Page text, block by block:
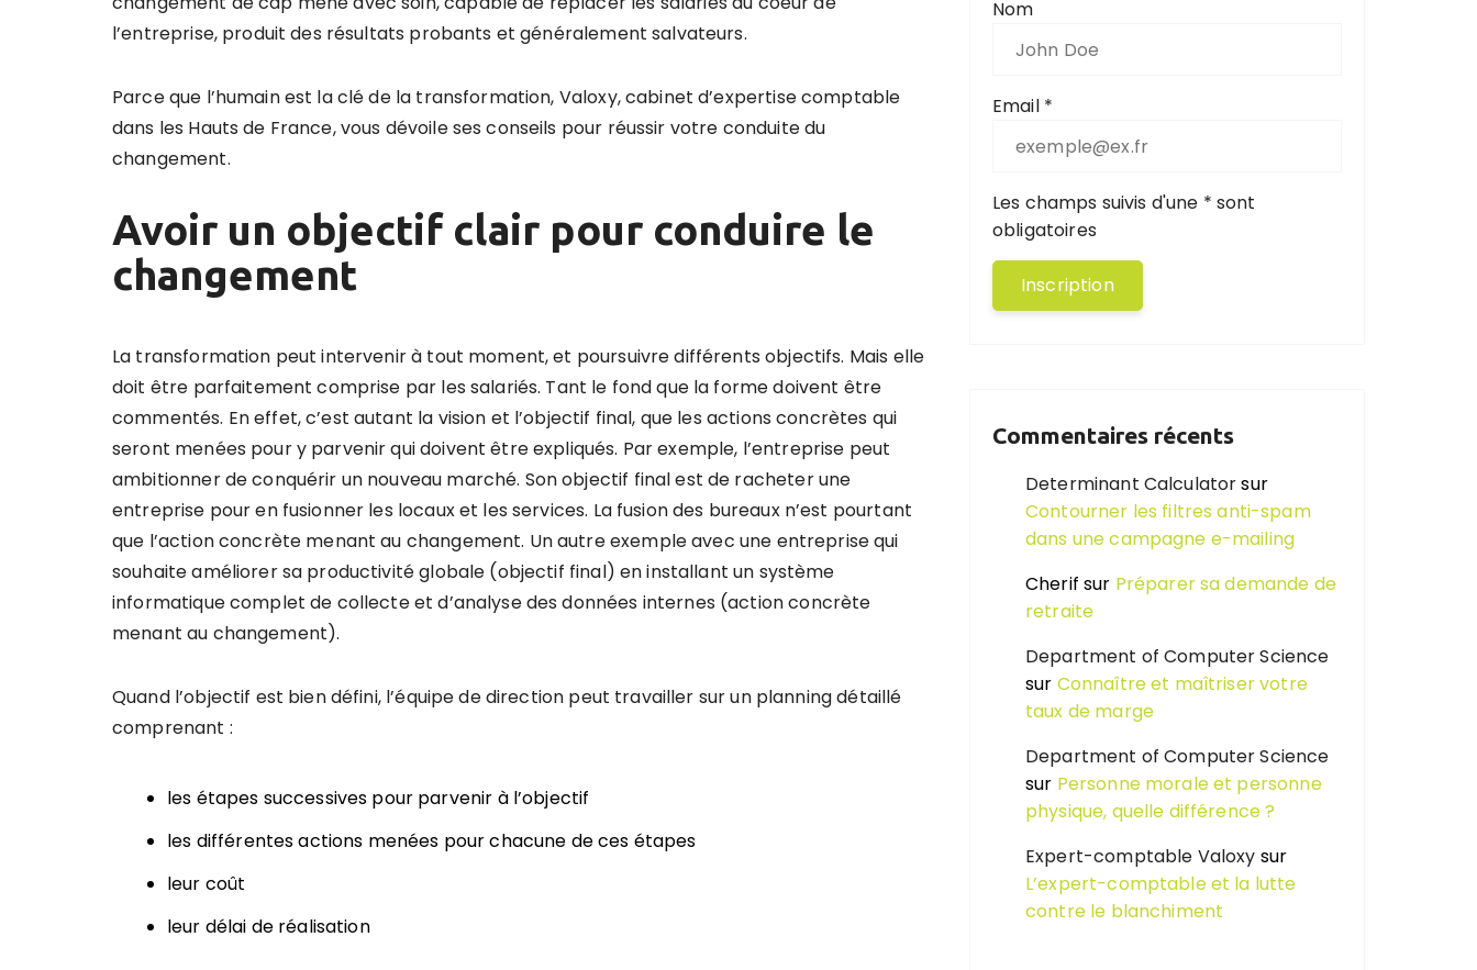
l’entreprise, produit des résultats probants et généralement salvateurs.
Parce que l’humain est la clé de la transformation, Valoxy, cabinet d’expertise comptable
dans les Hauts de France, vous dévoile ses conseils pour réussir votre conduite du
changement.
Avoir un objectif clair pour conduire le
changement
La transformation peut intervenir à tout moment, et poursuivre différents objectifs. Mais elle
doit être parfaitement comprise par les salariés. Tant le fond que la forme doivent être
commentés. En effet, c’est autant la vision et l’objectif final, que les actions concrètes qui
seront menées pour y parvenir qui doivent être expliqués. Par exemple, l’entreprise peut
ambitionner de conquérir un nouveau marché. Son objectif final est de racheter une
entreprise pour en fusionner les locaux et les services. La fusion des bureaux n’est pourtant
que l’action concrète menant au changement. Un autre exemple avec une entreprise qui
souhaite améliorer sa productivité globale (objectif final) en installant un système
informatique complet de collecte et d’analyse des données internes (action concrète
menant au changement).
Quand l’objectif est bien défini, l’équipe de direction peut travailler sur un planning détaillé
comprenant :
les étapes successives pour parvenir à l’objectif
les différentes actions menées pour chacune de ces étapes
leur coût
leur délai de réalisation
Nom
Email *
Les champs suivis d'une * sont
obligatoires
Commentaires récents
Determinant Calculatorsur
Contourner les filtres anti-spam
dans une campagne e-mailing
Cherif sur Préparer sa demande de
retraite
Department of Computer Science
sur Connaître et maîtriser votre
taux de marge
Department of Computer Science
sur Personne morale et personne
physique, quelle différence ?
Expert-comptable Valoxy sur
L’expert-comptable et la lutte
contre le blanchiment